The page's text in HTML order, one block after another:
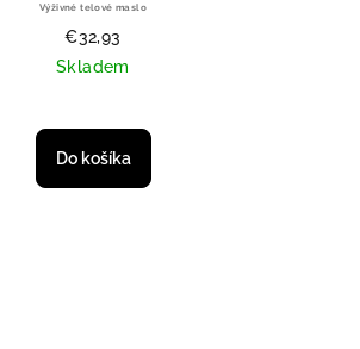
Výživné telové maslo
€32,93
Skladem
Do košíka